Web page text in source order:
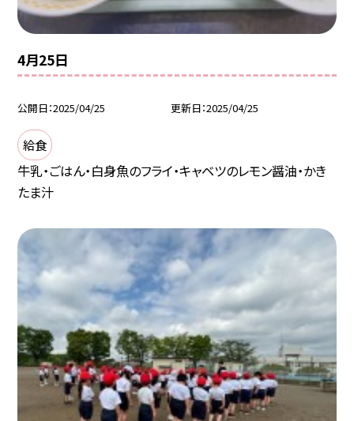
4月25日
公開日 2025/04/25 更新日 2025/04/25
給食
牛乳・ごはん・白身魚のフライ・キャベツのレモン醤油・かき
たま汁